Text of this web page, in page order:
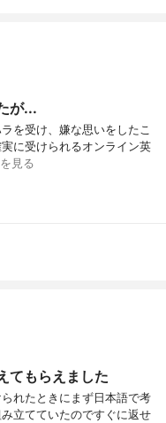
が...
を受け、嫌な思いをしたこ
に受けられるオンライン英
見る
てもらえました
れたときにまず日本語で考
立てていたのですぐに返せ